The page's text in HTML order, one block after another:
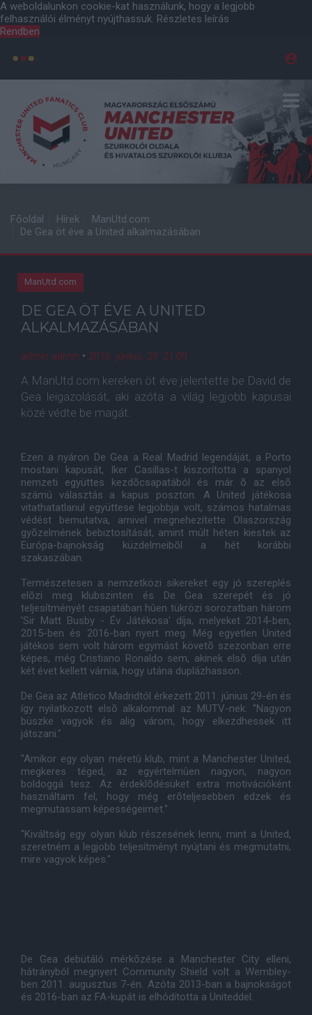
A weboldalunkon cookie-kat használunk, hogy a legjobb
felhasználói élményt nyújthassuk. Részletes leírás
Rendben
Főoldal Hírek
ManUtd.com
De Gea öt éve a United alkalmazásában
ManUtd.com
DE GEA ÖT ÉVE A UNITED
ALKALMAZÁSÁBAN
admin admin • 2016. június. 29. 21:09
A ManUtd.com kereken öt éve jelentette be David de
Gea leigazolását, aki azóta a világ legjobb kapusai
közé védte be magát.
Ezen a nyáron De Gea a Real Madrid legendáját, a Porto
mostani kapusát, Iker Casillas-t kiszorította a spanyol
nemzeti együttes kezdõcsapatából és már õ az elsõ
számú választás a kapus poszton. A United játékosa
vitathatatlanul együttese legjobbja volt, számos hatalmas
védést bemutatva, amivel megnehezítette Olaszország
gyõzelmének bebiztosítását, amint múlt héten kiestek az
Európa-bajnokság küzdelmeibõl a hét korábbi
szakaszában.
Természetesen a nemzetközi sikereket egy jó szereplés
elõzi meg klubszinten és De Gea szerepét és jó
teljesítményét csapatában hûen tükrözi sorozatban három
'Sir Matt Busby - Év Játékosa' díja, melyeket 2014-ben,
2015-ben és 2016-ban nyert meg. Még egyetlen United
játékos sem volt három egymást követõ szezonban erre
képes, még Cristiano Ronaldo sem, akinek elsõ díja után
két évet kellett várnia, hogy utána duplázhasson.
De Gea az Atletico Madridtól érkezett 2011. június 29-én és
így nyilatkozott elsõ alkalommal az MUTV-nek: "Nagyon
büszke vagyok és alig várom, hogy elkezdhessek itt
játszani."
"Amikor egy olyan méretû klub, mint a Manchester United,
megkeres téged, az egyértelmûen nagyon, nagyon
boldoggá tesz. Az érdeklõdésüket extra motivációként
használtam fel, hogy még erõteljesebben edzek és
megmutassam képességeimet."
"Kiváltság egy olyan klub részesének lenni, mint a United,
szeretném a legjobb teljesítményt nyújtani és megmutatni,
mire vagyok képes."
De Gea debütáló mérkõzése a Manchester City elleni,
hátrányból megnyert Community Shield volt a Wembley-
ben 2011. augusztus 7-én. Azóta 2013-ban a bajnokságot
és 2016-ban az FA-kupát is elhódította a Uniteddel.